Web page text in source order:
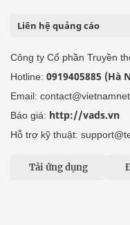
Liên hệ quảng cáo
Công ty Cổ phần Truyền
Hotline: 0919405885 (Hà
Email:
Báo giá: http://vads.vn
Hỗ trợ kỹ thuật:
Tải ứng dụng